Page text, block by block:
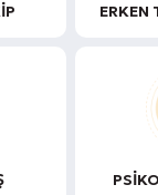
ERKEN